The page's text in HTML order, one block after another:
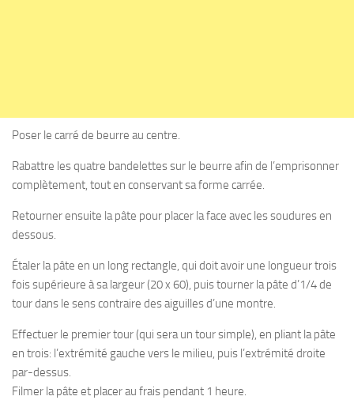
Poser le carré de beurre au centre.
Rabattre les quatre bandelettes sur le beurre afin de l’emprisonner
complètement, tout en conservant sa forme carrée.
Retourner ensuite la pâte pour placer la face avec les soudures en
dessous.
Étaler la pâte en un long rectangle, qui doit avoir une longueur trois
fois supérieure à sa largeur (20 x 60), puis tourner la pâte d’1/4 de
tour dans le sens contraire des aiguilles d’une montre.
Effectuer le premier tour (qui sera un tour simple), en pliant la pâte
en trois: l’extrémité gauche vers le milieu, puis l’extrémité droite
par-dessus.
Filmer la pâte et placer au frais pendant 1 heure.